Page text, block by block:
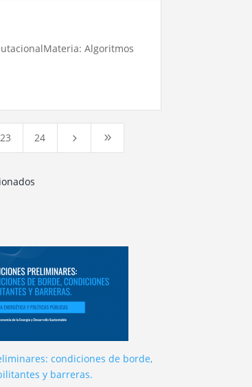
Algoritmos
23 24 5 9
condiciones de borde,
y barreras.